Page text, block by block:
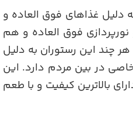
دلیل غذاهای فوق العاده و
فوق العاده و هم
چند این رستوران به دلیل
در بین مردم دارد. این
بالاترین کیفیت و با طعم